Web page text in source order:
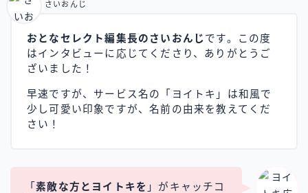
おとなセレクト編集長のさいおんじ です。この度
はインタビューに応じてくださり、ありがとうご
ざいました！
早速ですが、サービス名の「ヨイトキ」は和風で
少し可愛い印象ですが、名前の由来を教えてくだ
さい！
さいおんじ
「素敵な方とヨイトキを 」がキャッチコ